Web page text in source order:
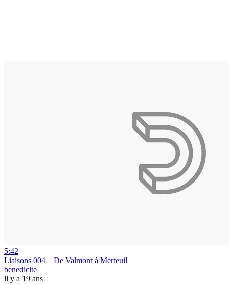
5:42
Liaisons 004 _ De Valmont à Merteuil
benedicite
il y a 19 ans